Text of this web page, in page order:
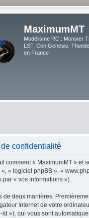
MaximumMT
Modélisme RC : Monster
LST, Cen Genesis,
en France !
confidentialité
comment « MaximumMT » et
« logiciel phpBB », «
par « vos informations »).
de deux manières.
Internet de votre
»), qui vous sont